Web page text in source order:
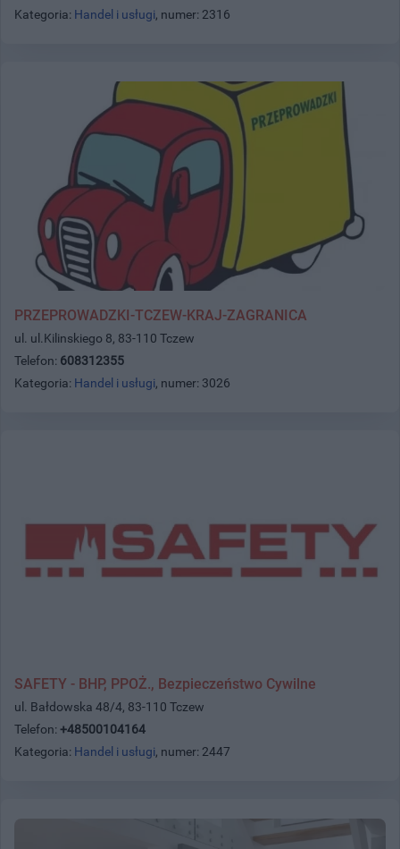
Kategoria: Handel i usługi, numer: 2316
PRZEPROWADZKI-TCZEW-KRAJ-ZAGRANICA
ul. ul.Kilinskiego 8, 83-110 Tczew
Telefon: 608312355
Kategoria: Handel i usługi, numer: 3026
SAFETY - BHP, PPOŻ., Bezpieczeństwo Cywilne
ul. Bałdowska 48/4, 83-110 Tczew
Telefon: +48500104164
Kategoria: Handel i usługi, numer: 2447